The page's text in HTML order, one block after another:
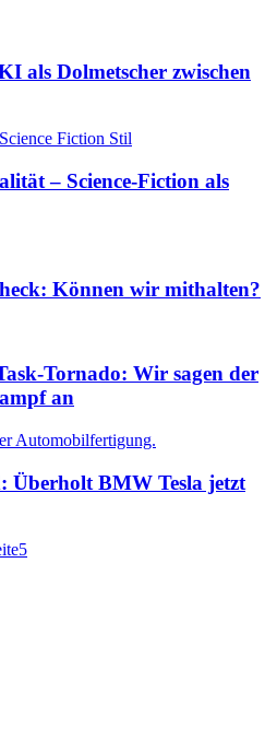
als Dolmetscher zwischen
– Science-Fiction als
Können wir mithalten?
Tornado: Wir sagen der
an
Überholt BMW Tesla jetzt
5